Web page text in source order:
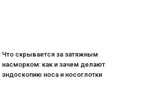
Что скрывается за затяжным
насморком: как и зачем делают
эндоскопию носа и носоглотки